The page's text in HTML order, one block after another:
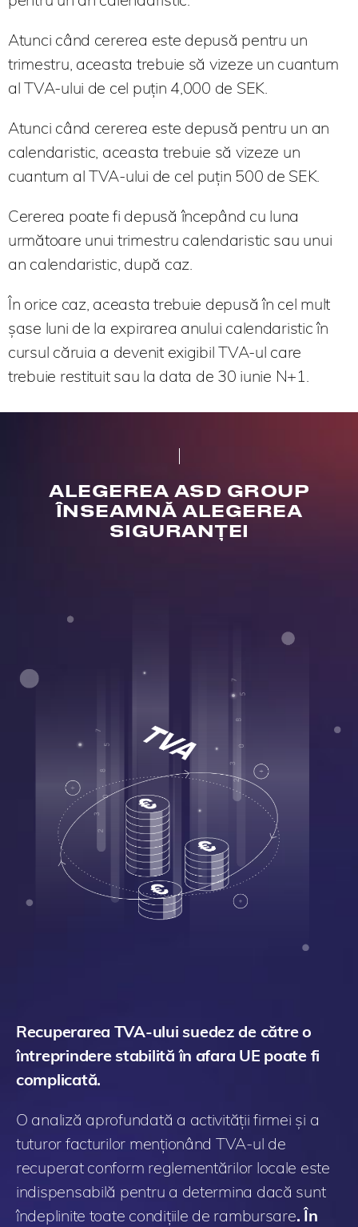
Atunci când cererea este depusă pentru un
trimestru, aceasta trebuie să vizeze un cuantum
al TVA-ului de cel puțin 4,000 de SEK.
Atunci când cererea este depusă pentru un an
calendaristic, aceasta trebuie să vizeze un
cuantum al TVA-ului de cel puțin 500 de SEK.
Cererea poate fi depusă începând cu luna
următoare unui trimestru calendaristic sau unui
an calendaristic, după caz.
În orice caz, aceasta trebuie depusă în cel mult
șase luni de la expirarea anului calendaristic în
cursul căruia a devenit exigibil TVA-ul care
trebuie restituit sau la data de 30 iunie N+1.
ALEGEREA ASD GROUP
ÎNSEAMNĂ ALEGEREA
SIGURANȚEI
Recuperarea TVA-ului suedez de către o
întreprindere stabilită în afara UE poate fi
complicată.
O analiză aprofundată a activității firmei și a
tuturor facturilor menționând TVA-ul de
recuperat conform reglementărilor locale este
indispensabilă pentru a determina dacă sunt
îndeplinite toate condițiile de rambursare. În